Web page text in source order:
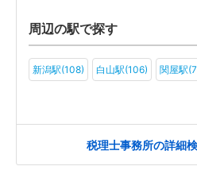
周辺の駅で探す
新潟駅(108) 白山駅(106) 関屋駅
税理士事務所の詳細